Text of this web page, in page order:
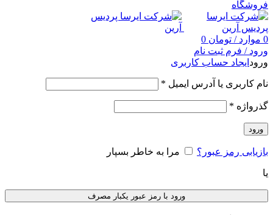
فروشگاه
0 موارد / تومان
ورود / فرم ثبت نام
ورود ایجاد حساب کاربری
نام کاربری یا آدرس ایمیل *
گذرواژه *
ورود
بازیابی رمز عبور؟ مرا به خاطر بسپار
یا
ورود با رمز عبور یکبار مصرف